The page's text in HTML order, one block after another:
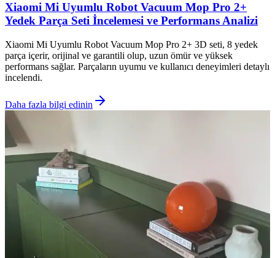
Xiaomi Mi Uyumlu Robot Vacuum Mop Pro 2+
Yedek Parça Seti İncelemesi ve Performans Analizi
Xiaomi Mi Uyumlu Robot Vacuum Mop Pro 2+ 3D seti, 8 yedek
parça içerir, orijinal ve garantili olup, uzun ömür ve yüksek
performans sağlar. Parçaların uyumu ve kullanıcı deneyimleri detaylı
incelendi.
Daha fazla bilgi edinin